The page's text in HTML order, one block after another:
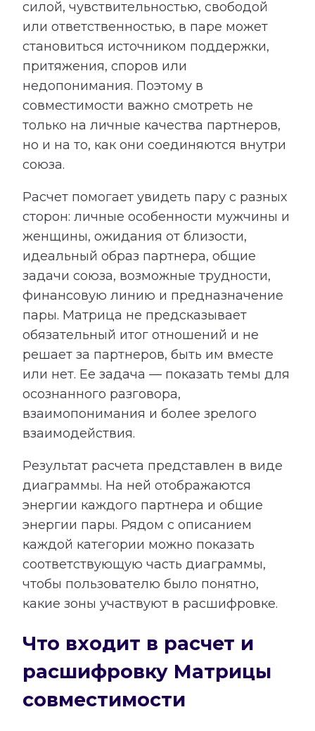
силой, чувствительностью, свободой
или ответственностью, в паре может
становиться источником поддержки,
притяжения, споров или
недопонимания. Поэтому в
совместимости важно смотреть не
только на личные качества партнеров,
но и на то, как они соединяются внутри
союза.
Расчет помогает увидеть пару с разных
сторон: личные особенности мужчины и
женщины, ожидания от близости,
идеальный образ партнера, общие
задачи союза, возможные трудности,
финансовую линию и предназначение
пары. Матрица не предсказывает
обязательный итог отношений и не
решает за партнеров, быть им вместе
или нет. Ее задача — показать темы для
осознанного разговора,
взаимопонимания и более зрелого
взаимодействия.
Результат расчета представлен в виде
диаграммы. На ней отображаются
энергии каждого партнера и общие
энергии пары. Рядом с описанием
каждой категории можно показать
соответствующую часть диаграммы,
чтобы пользователю было понятно,
какие зоны участвуют в расшифровке.
Что входит в расчет и
расшифровку Матрицы
совместимости